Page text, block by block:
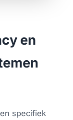
en
specifiek